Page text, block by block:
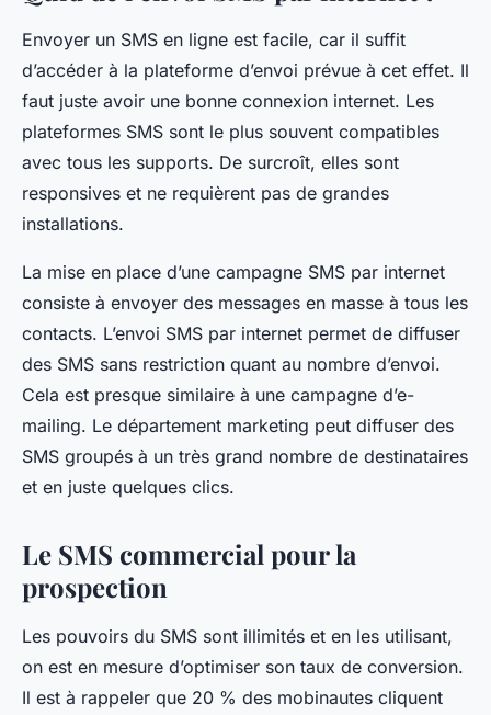
Envoyer un SMS en ligne est facile, car il suffit
d’accéder à la plateforme d’envoi prévue à cet effet. Il
faut juste avoir une bonne connexion internet. Les
plateformes SMS sont le plus souvent compatibles
avec tous les supports. De surcroît, elles sont
responsives et ne requièrent pas de grandes
installations.
La mise en place d’une campagne SMS par internet
consiste à envoyer des messages en masse à tous les
contacts. L’envoi SMS par internet permet de diffuser
des SMS sans restriction quant au nombre d’envoi.
Cela est presque similaire à une campagne d’e-
mailing. Le département marketing peut diffuser des
SMS groupés à un très grand nombre de destinataires
et en juste quelques clics.
Le SMS commercial pour la
prospection
Les pouvoirs du SMS sont illimités et en les utilisant,
on est en mesure d’optimiser son taux de conversion.
Il est à rappeler que 20 % des mobinautes cliquent